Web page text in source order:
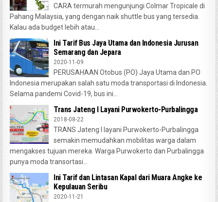
CARA termurah mengunjungi Colmar Tropicale di
Pahang Malaysia, yang dengan naik shuttle bus yang tersedia.
Kalau ada budget lebih atau...
Ini Tarif Bus Jaya Utama dan Indonesia Jurusan
Semarang dan Jepara
2020-11-09
PERUSAHAAN Otobus (PO) Jaya Utama dan PO
Indonesia merupakan salah satu moda transportasi di Indonesia.
Selama pandemi Covid-19, bus ini...
Trans Jateng I Layani Purwokerto-Purbalingga
2018-08-22
TRANS Jateng I layani Purwokerto-Purbalingga
semakin memudahkan mobilitas warga dalam
mengakses tujuan mereka. Warga Purwokerto dan Purbalingga
punya moda transortasi...
Ini Tarif dan Lintasan Kapal dari Muara Angke ke
Kepulauan Seribu
2020-11-21